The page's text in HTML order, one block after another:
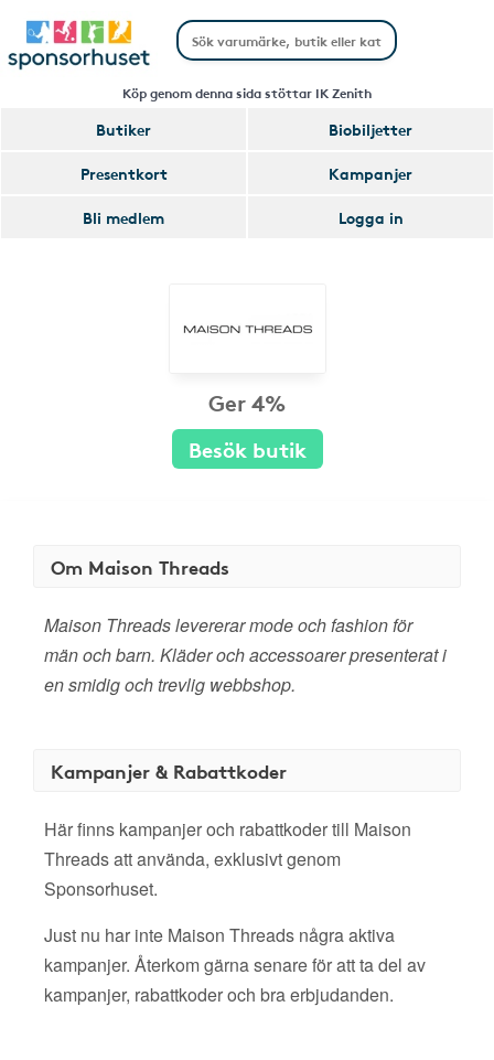
Köp genom denna sida stöttar IK Zenith
Butiker
Biobiljetter
Presentkort
Kampanjer
Bli medlem
Logga in
Ger 4%
Besök butik
Om Maison Threads
Maison Threads levererar mode och fashion för
män och barn. Kläder och accessoarer presenterat i
en smidig och trevlig webbshop.
Kampanjer & Rabattkoder
Här finns kampanjer och rabattkoder till Maison
Threads att använda, exklusivt genom
Sponsorhuset.
Just nu har inte Maison Threads några aktiva
kampanjer. Återkom gärna senare för att ta del av
kampanjer, rabattkoder och bra erbjudanden.